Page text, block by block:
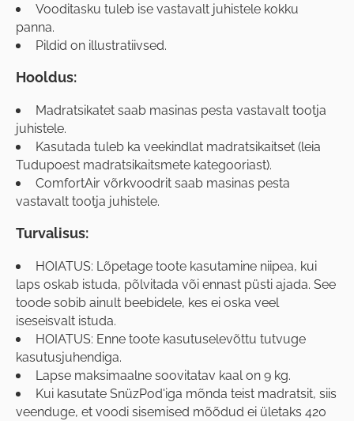
Vooditasku tuleb ise vastavalt juhistele kokku
panna.
Pildid on illustratiivsed.
Hooldus:
Madratsikatet saab masinas pesta vastavalt tootja
juhistele.
Kasutada tuleb ka veekindlat madratsikaitset (leia
Tudupoest madratsikaitsmete kategooriast).
ComfortAir võrkvoodrit saab masinas pesta
vastavalt tootja juhistele.
Turvalisus:
HOIATUS: Lõpetage toote kasutamine niipea, kui
laps oskab istuda, põlvitada või ennast püsti ajada. See
toode sobib ainult beebidele, kes ei oska veel
iseseisvalt istuda.
HOIATUS: Enne toote kasutuselevõttu tutvuge
kasutusjuhendiga.
Lapse maksimaalne soovitatav kaal on 9 kg.
Kui kasutate SnüzPod'iga mõnda teist madratsit, siis
veenduge, et voodi sisemised mõõdud ei ületaks 420